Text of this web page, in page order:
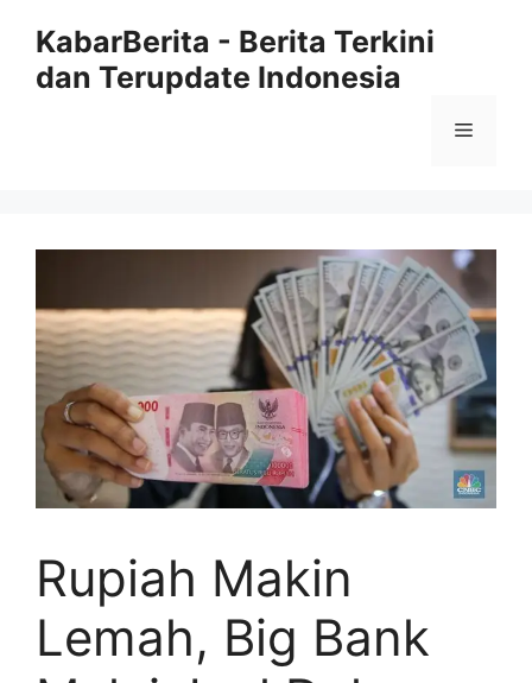
KabarBerita - Berita Terkini
dan Terupdate Indonesia
Menu
Rupiah Makin
Lemah, Big Bank